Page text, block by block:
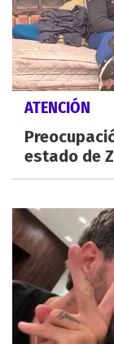
ATENCIÓN
estado de